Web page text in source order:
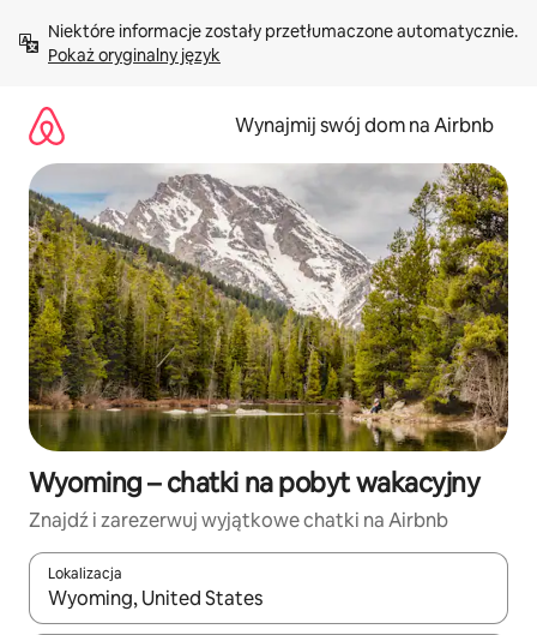
treści Pokaż oryginalny język
Wynajmij swój dom na Airbnb
Wyoming – chatki na pobyt wakacyjny
Znajdź i zarezerwuj wyjątkowe chatki na Airbnb
Lokalizacja
Gdy wyniki będą dostępne, możesz poruszać się po nich za